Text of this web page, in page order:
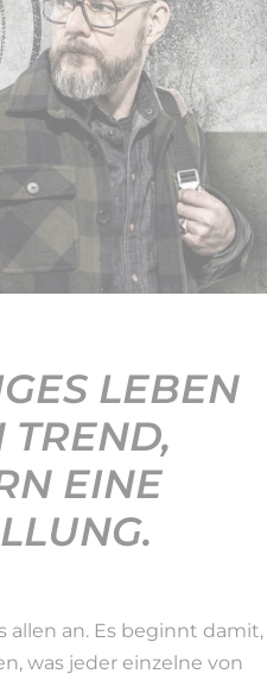
LEBEN
TREND,
EINE
an. Es beginnt damit,
was jeder einzelne von